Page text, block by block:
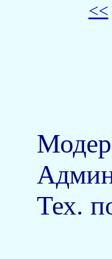
<<
Тех.